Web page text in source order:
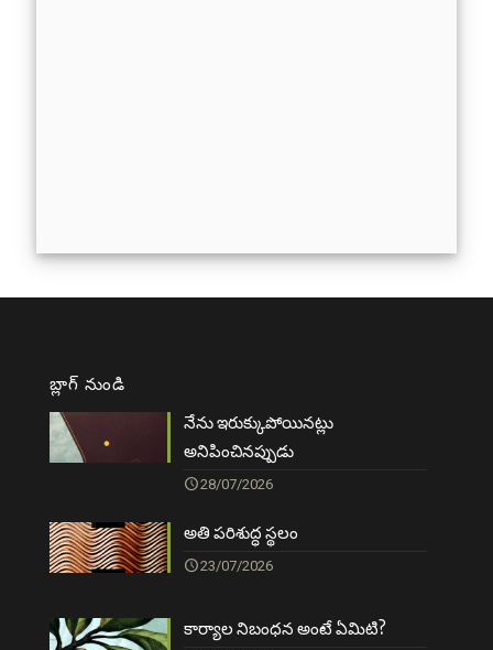
బ్లాగ్ నుండి
నేను ఇరుక్కుపోయినట్లు
అనిపించినప్పుడు
28/07/2026
అతి పరిశుద్ధ స్థలం
23/07/2026
కార్యాల నిబంధన అంటే ఏమిటి?